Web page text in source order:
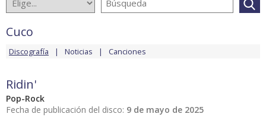
Cuco
Discografía Noticias Canciones
Ridin'
Pop-Rock
Fecha de publicación del disco: 9 de mayo de 2025